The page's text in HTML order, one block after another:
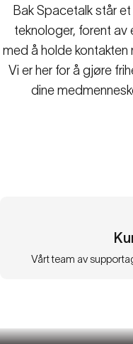
Bak Spacetalk står
teknologer, forent av
med å holde kontakten
Vi er her for å gjøre
dine
Vårt team av